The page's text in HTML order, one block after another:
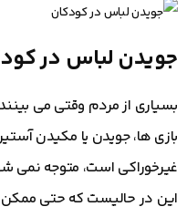
جویدن لباس در
بسیاری از مردم وقتی می
بازی ها، جویدن یا مکیدن
غیرخوراکی است، متوجه
این در حالیست که حتی ممکن